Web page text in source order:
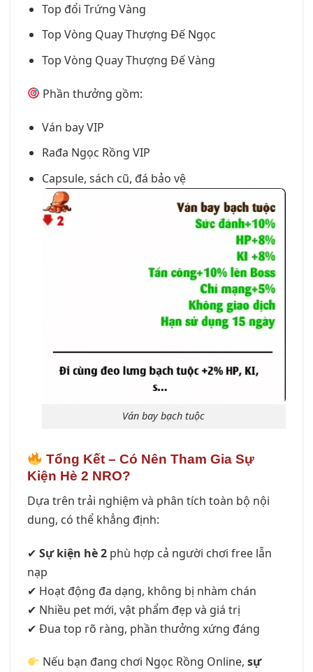
Top đổi Trứng Vàng
Top Vòng Quay Thượng Đế Ngọc
Top Vòng Quay Thượng Đế Vàng
Phần thưởng gồm:
Ván bay VIP
Rađa Ngọc Rồng VIP
Capsule, sách cũ, đá bảo vệ
Ván bay bạch tuộc
Tổng Kết – Có Nên Tham Gia Sự
Kiện Hè 2 NRO?
Dựa trên trải nghiệm và phân tích toàn bộ nội
dung, có thể khẳng định:
✔ Sự kiện hè 2 phù hợp cả người chơi free lẫn
nạp
✔ Hoạt động đa dạng, không bị nhàm chán
✔ Nhiều pet mới, vật phẩm đẹp và giá trị
✔ Đua top rõ ràng, phần thưởng xứng đáng
Nếu bạn đang chơi Ngọc Rồng Online,sự